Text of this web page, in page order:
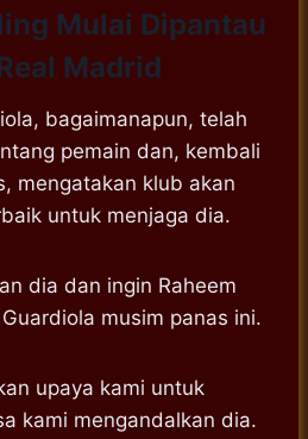
Mulai Dipantau
Madrid
bagaimanapun, telah
pemain dan, kembali
mengatakan klub akan
untuk menjaga dia.
dia dan ingin Raheem
musim panas ini.
upaya kami untuk
kami mengandalkan dia.